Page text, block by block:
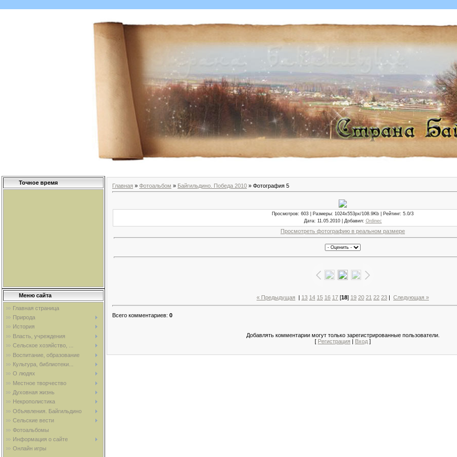
Точное время
Меню сайта
Главная страница
Природа
История
Власть, учреждения
Сельское хозяйство, ...
Воспитание, образование
Культура, библиотеки...
О людях
Местное творчество
Духовная жизнь
Некрополистика
Объявления. Байгильдино
Сельские вести
Фотоальбомы
Информация о сайте
Онлайн игры
Главная » Фотоальбом » Байгильдино. Победа 2010 » Фотография 5
Просмотров: 603 | Размеры: 1024x553px/108.9Kb | Рейтинг: 5.0/3
Дата: 11.05.2010 | Добавил: Ordinec
Просмотреть фотографию в реальном размере
« Предыдущая 13 14 15 16 17 [18] 19 20 21 22 23 Следующая »
Всего комментариев: 0
Добавлять комментарии могут только зарегистрированные пользователи.
[ Регистрация | Вход ]